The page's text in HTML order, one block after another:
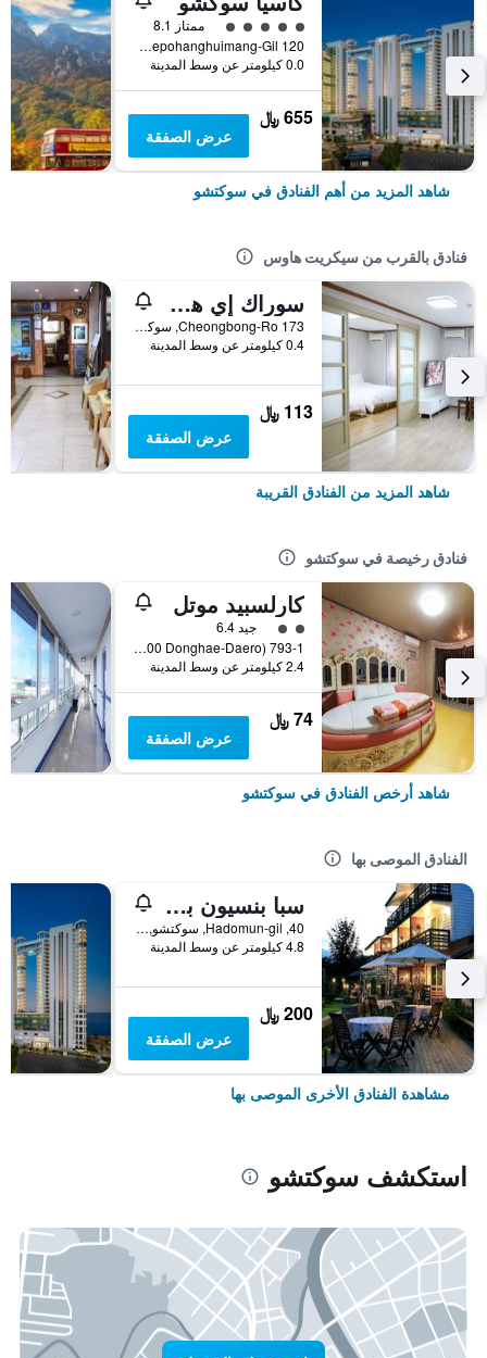
تقييم فئة 5
ممتاز 8.1
120 Daepohanghuimang-Gil, سوكتشو, كوريا الجنوبية
0.0 كيلومتر عن وسط المدينة
655 ﷼
عرض الصفقة
شاهد المزيد من أهم الفنادق في سوكتشو
فنادق بالقرب من سيكريت هاوس
سوراك إي هوستل
173 Cheongbong-Ro, سوكتشو, كوريا الجنوبية
0.4 كيلومتر عن وسط المدينة
113 ﷼
عرض الصفقة
شاهد المزيد من الفنادق القريبة
فنادق رخيصة في سوكتشو
كارلسبيد موتل
تقييم فئة 2
جيد 6.4
793-1 Gyo-Dong (4400 Donghae-Daero), سوكتشو, كوريا الجنوبية
2.4 كيلومتر عن وسط المدينة
74 ﷼
عرض الصفقة
شاهد أرخص الفنادق في سوكتشو
الفنادق الموصى بها
سبا بنسيون باسو
40, Hadomun-gil, سوكتشو, كوريا الجنوبية
4.8 كيلومتر عن وسط المدينة
200 ﷼
عرض الصفقة
مشاهدة الفنادق الأخرى الموصى بها
استكشف سوكتشو